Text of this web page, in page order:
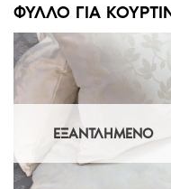
ΦΥΛΛΟ ΓΙΑ
ΕΞΑΝΤΛΗΜΈΝΟ